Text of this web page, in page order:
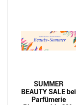
SUMMER
BEAUTY SALE bei
Parfümerie